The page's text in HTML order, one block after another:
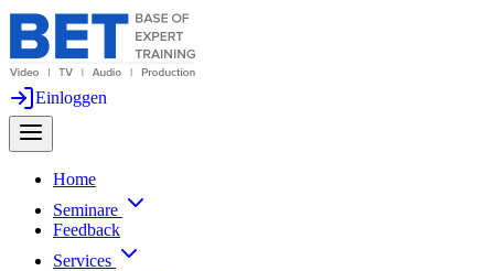
Einloggen
Home
Seminare
Feedback
Services